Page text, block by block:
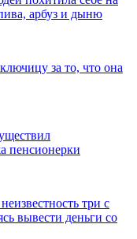
арбуз и дыню
за то, что она
пенсионерки
три с
вывести деньги со